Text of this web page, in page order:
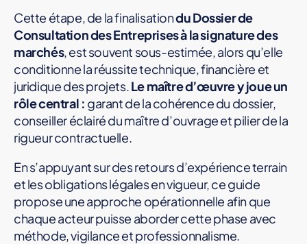
Cette étape, de la finalisationdu Dossier de
Consultation des Entreprises à la signature des
marchés, est souvent sous-estimée, alors qu’elle
conditionne la réussite technique, financière et
juridique des projets.Le maître d’œuvre y joue un
rôle central : garant de la cohérence du dossier,
conseiller éclairé du maître d’ouvrage et pilier de la
rigueur contractuelle.
En s’appuyant sur des retours d’expérience terrain
et les obligations légales en vigueur, ce guide
propose une approche opérationnelle afin que
chaque acteur puisse aborder cette phase avec
méthode, vigilance et professionnalisme.